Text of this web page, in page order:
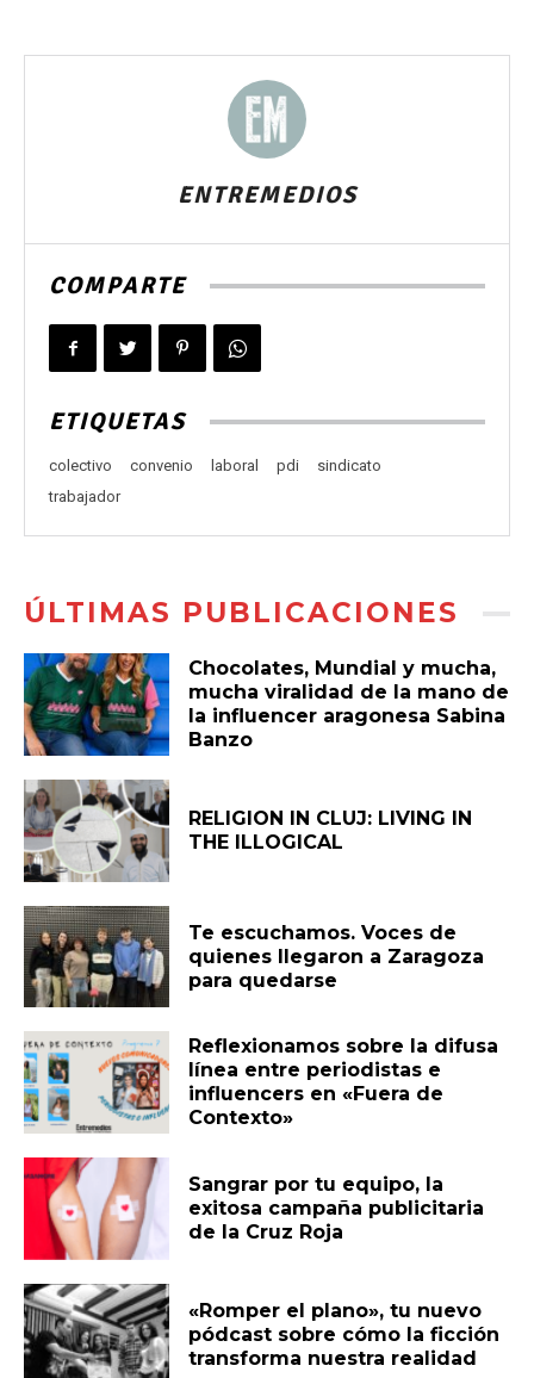
ENTREMEDIOS
COMPARTE
ETIQUETAS
colectivo convenio laboral pdi
sindicato
trabajador
ÚLTIMAS PUBLICACIONES
Chocolates, Mundial y mucha,
mucha viralidad de la mano de
la influencer aragonesa Sabina
Banzo
RELIGION IN CLUJ: LIVING IN
THE ILLOGICAL
Te escuchamos. Voces de
quienes llegaron a Zaragoza
para quedarse
Reflexionamos sobre la difusa
línea entre periodistas e
influencers en «Fuera de
Contexto»
Sangrar por tu equipo, la
exitosa campaña publicitaria
de la Cruz Roja
«Romper el plano», tu nuevo
pódcast sobre cómo la ficción
transforma nuestra realidad